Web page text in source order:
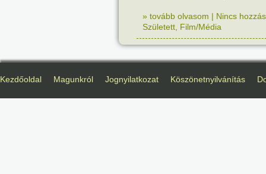
» tovább olvasom | Nincs
Született Film/Média
Kezdőoldal Magunkról Jognyilatkozat Köszönetnyilvánítás